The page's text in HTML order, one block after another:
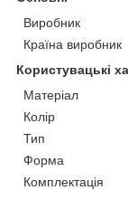
Виробник
Країна виробник
Користувацькі
Матеріал
Колір
Тип
Форма
Комплектація